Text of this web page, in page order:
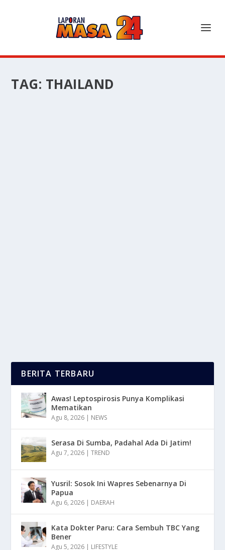
TAG: THAILAND
BERITA TERBARU
Awas! Leptospirosis Punya Komplikasi
Mematikan
Agu 8, 2026 | NEWS
Serasa Di Sumba, Padahal Ada Di Jatim!
Agu 7, 2026 |TREND
Yusril: Sosok Ini Wapres Sebenarnya Di
Papua
Agu 6, 2026 | DAERAH
Kata Dokter Paru: Cara Sembuh TBC Yang
Bener
Agu 5, 2026 | LIFESTYLE